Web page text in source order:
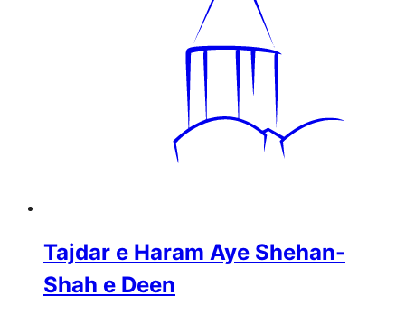
Tajdar e Haram Aye Shehan-
Shah e Deen